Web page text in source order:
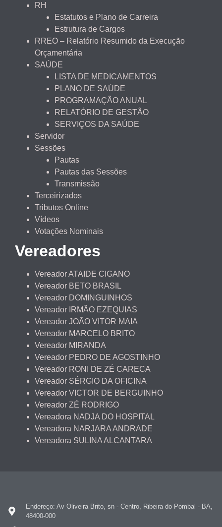
RH
Estatutos e Plano de Carreira
Estrutura de Cargos
RREO – Relatório Resumido da Execução
Orçamentária
SAÚDE
LISTA DE MEDICAMENTOS
PLANO DE SAÚDE
PROGRAMAÇÃO ANUAL
RELATÓRIO DE GESTÃO
SERVIÇOS DA SAÚDE
Servidor
Sessões
Pautas
Pautas das Sessões
Transmissão
Terceirizados
Tributos Online
Vídeos
Votações Nominais
Vereadores
Vereador ATAIDE CIGANO
Vereador BETO BRASIL
Vereador DOMINGUINHOS
Vereador IRMÃO EZEQUIAS
Vereador JOÃO VITOR MAIA
Vereador MARCELO BRITO
Vereador MIRANDA
Vereador PEDRO DE AGOSTINHO
Vereador RONI DE ZÉ CARECA
Vereador SÉRGIO DA OFICINA
Vereador VICTOR DE BERGUINHO
Vereador ZÉ RODRIGO
Vereadora NADJA DO HOSPITAL
Vereadora NARJARA ANDRADE
Vereadora SULINA ALCANTARA
Endereço: Av Oliveira Brito, sn - Centro, Ribeira do Pombal - BA,
48400-000